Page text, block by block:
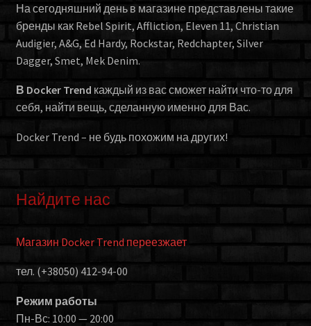
На сегодняшний день в магазине представлены такие
бренды как Rebel Spirit, Affliction, Eleven 11, Christian
Audigier, A&G, Ed Hardy, Rockstar, Redchapter, Silver
Dagger, Smet, Mek Denim.
В Docker Trend каждый из вас сможет найти что-то для
себя, найти вещь, сделанную именно для Вас.
Docker Trend – не будь похожим на других!
Найдите нас
Магазин Docker Trend переезжает
тел. (+38050) 412-94-00
Режим работы
Пн-Вс: 10:00 — 20:00